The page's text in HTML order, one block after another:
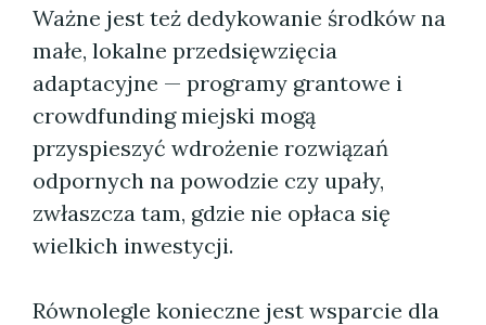
Ważne jest też dedykowanie środków na
małe, lokalne przedsięwzięcia
adaptacyjne — programy grantowe i
crowdfunding miejski mogą
przyspieszyć wdrożenie rozwiązań
odpornych na powodzie czy upały,
zwłaszcza tam, gdzie nie opłaca się
wielkich inwestycji.
Równolegle konieczne jest wsparcie dla